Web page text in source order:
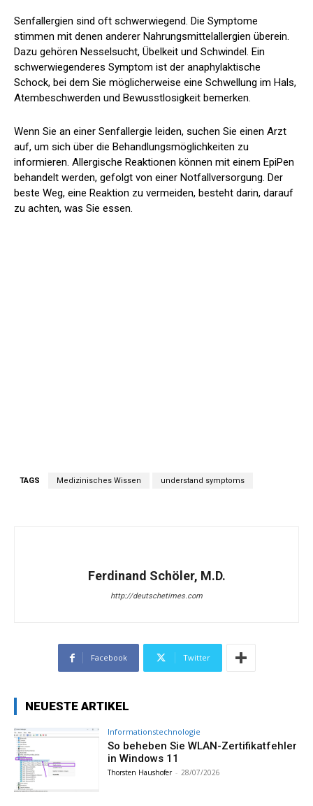
Senfallergien sind oft schwerwiegend. Die Symptome
stimmen mit denen anderer Nahrungsmittelallergien überein.
Dazu gehören Nesselsucht, Übelkeit und Schwindel. Ein
schwerwiegenderes Symptom ist der anaphylaktische
Schock, bei dem Sie möglicherweise eine Schwellung im Hals,
Atembeschwerden und Bewusstlosigkeit bemerken.
Wenn Sie an einer Senfallergie leiden, suchen Sie einen Arzt
auf, um sich über die Behandlungsmöglichkeiten zu
informieren. Allergische Reaktionen können mit einem EpiPen
behandelt werden, gefolgt von einer Notfallversorgung. Der
beste Weg, eine Reaktion zu vermeiden, besteht darin, darauf
zu achten, was Sie essen.
TAGS Medizinisches Wissen understand symptoms
Ferdinand Schöler, M.D.
http://deutschetimes.com
Facebook Twitter
NEUESTE ARTIKEL
Informationstechnologie
So beheben Sie WLAN-Zertifikatfehler
in Windows 11
Thorsten Haushofer - 28/07/2026